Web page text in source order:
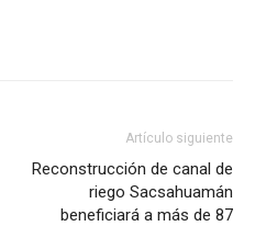
Artículo siguiente
Reconstrucción de canal de
riego Sacsahuamán
beneficiará a más de 87